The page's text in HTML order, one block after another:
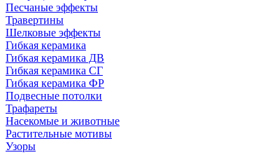
Песчаные эффекты
Травертины
Шелковые эффекты
Гибкая керамика
Гибкая керамика ДВ
Гибкая керамика СГ
Гибкая керамика ФР
Подвесные потолки
Трафареты
Насекомые и животные
Растительные мотивы
Узоры